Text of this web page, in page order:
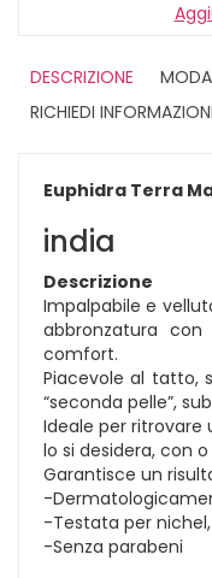
DESCRIZIONE
RICHIEDI INFORMAZIONI
Euphidra Terra
india
Descrizione
Impalpabile e
abbronzatura con
comfort.
Piacevole al tatto,
“seconda pelle”,
Ideale per
lo si desidera, con
Garantisce un
-
-Testata per
-Senza parabeni